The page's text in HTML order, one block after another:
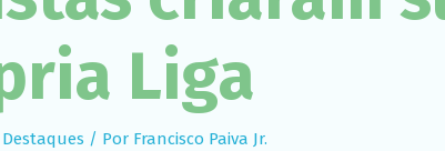
Liga
Destaques / Por Francisco Paiva Jr.